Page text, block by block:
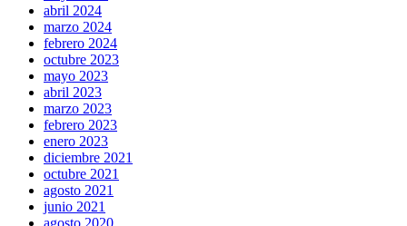
abril 2024
marzo 2024
febrero 2024
octubre 2023
mayo 2023
abril 2023
marzo 2023
febrero 2023
enero 2023
diciembre 2021
octubre 2021
agosto 2021
junio 2021